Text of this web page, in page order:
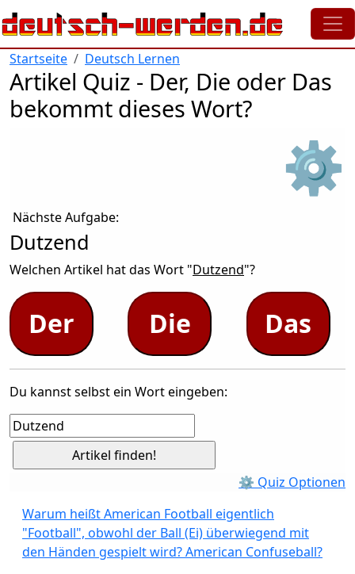
Direkt zum Inhalt
Startseite Deutsch Lernen
Artikel Quiz - Der, Die oder Das
bekommt dieses Wort?
⚙
Nächste Aufgabe:
Dutzend
Welchen Artikel hat das Wort "Dutzend"?
Der Die Das
Du kannst selbst ein Wort eingeben:
⚙ Quiz Optionen
Warum heißt American Football eigentlich
"Football", obwohl der Ball (Ei) überwiegend mit
den Händen gespielt wird? American Confuseball?